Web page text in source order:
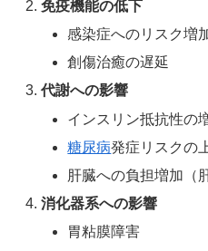
免疫機能の低下
感染症へのリスク増
創傷治癒の遅延
代謝への影響
インスリン抵抗性の
糖尿病発症リスクの
肝臓への負担増加（
消化器系への影響
胃粘膜障害